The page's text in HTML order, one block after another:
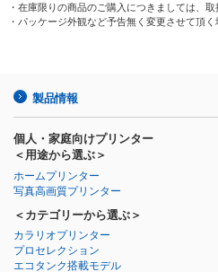
・在庫限りの商品のご購入につきましては、
・パッケージ外観など予告無く変更させて頂
製品情報
個人・家庭向けプリンター
＜用途から選ぶ＞
ホームプリンター
写真高画質プリンター
＜カテゴリーから選ぶ＞
カラリオプリンター
プロセレクション
エコタンク搭載モデル